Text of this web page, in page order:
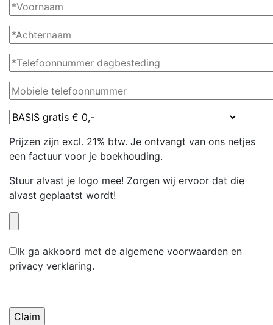
Prijzen zijn excl. 21% btw. Je ontvangt van ons netjes
een factuur voor je boekhouding.
Stuur alvast je logo mee! Zorgen wij ervoor dat die
alvast geplaatst wordt!
Ik ga akkoord met de algemene voorwaarden en
privacy verklaring.